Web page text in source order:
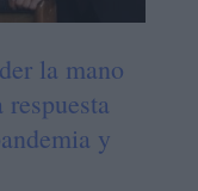
la mano
y